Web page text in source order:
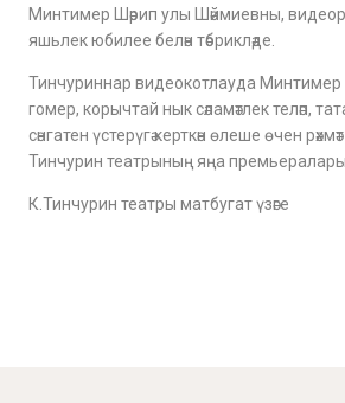
Минтимер Шәрип улы Шәймиевны,
яшьлек юбилее белән тәбрикләде.
Тинчуриннар видеокотлауда Минтимер
гомер, корычтай нык сәламәтлек теләп,
сәнгатен үстерүгә керткән өлеше өчен
Тинчурин театрының яңа
К.Тинчурин театры матбугат үзәге